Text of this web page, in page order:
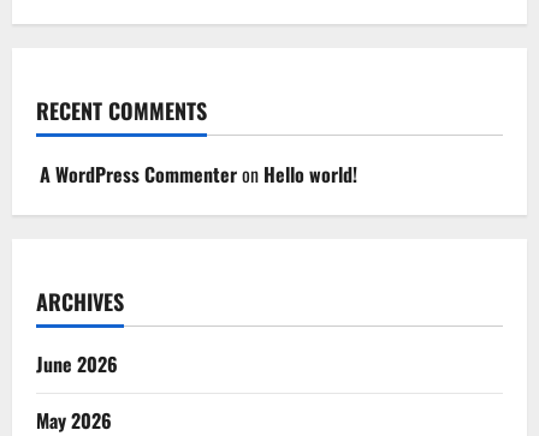
RECENT COMMENTS
A WordPress Commenteron Hello world!
ARCHIVES
June 2026
May 2026